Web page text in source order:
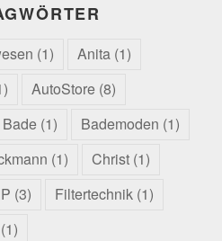
(1) Anita (1)
AutoStore (8)
Bade (1) Bademoden (1)
(1) Christ (1)
(3) Filtertechnik (1)
(1)